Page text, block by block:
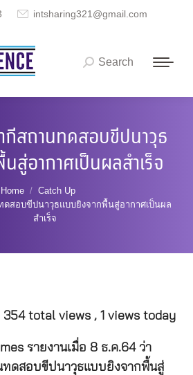
intsharing321@gmail.com
Search:
Search
กีสถานทดสอบขีปนาวุธ
สู่อากาศเป็นผลสำเร็จ
Home
Catch Up
ดสอบขีปนาวุธแบบยิงจากพื้นสู่อากาศเป็นผล
สำเร็จ
354 total views , 1 views today
รายงานเมื่อ 8 ธ.ค.64 ว่า
ทดสอบขีปนาวุธแบบยิงจากพื้นสู่